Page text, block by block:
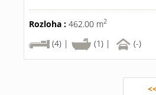
Rozloha : 462.00 m2
(4) |
(1) | (-)